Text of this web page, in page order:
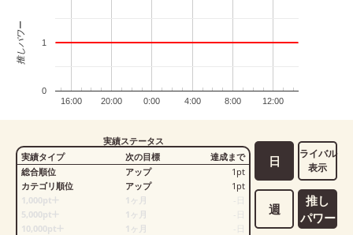
16:00 20:00 0:00 4:00 8:00 12:00
0
1
推しパワー
実績ステータス
実績タイプ
次の目標
達成まで
総合順位
アップ 1 pt
カテゴリ順位
アップ 1 pt
1,000pt
1ヶ月
日
5,000pt
1ヶ月
日
10,000pt
1ヶ月
日
日
週
ライバル
表示
推し
パワー